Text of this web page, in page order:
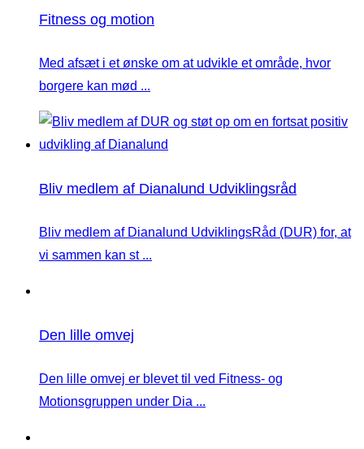
Fitness og motion
Med afsæt i et ønske om at udvikle et område, hvor
borgere kan mød ...
Bliv medlem af Dianalund Udviklingsråd
Bliv medlem af Dianalund UdviklingsRåd (DUR) for, at
vi sammen kan st ...
Den lille omvej
Den lille omvej er blevet til ved Fitness- og
Motionsgruppen under Dia ...